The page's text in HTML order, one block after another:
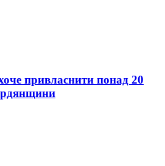
привласнити понад 20